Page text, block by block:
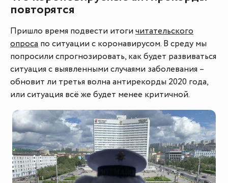
повторятся
Пришло время подвести итогичитательского
опроса по ситуации с коронавирусом. В среду мы
попросили спрогнозировать, как будет развиваться
ситуация с выявленными случаями заболевания –
обновит ли третья волна антирекорды 2020 года,
или ситуация всё же будет менее критичной.